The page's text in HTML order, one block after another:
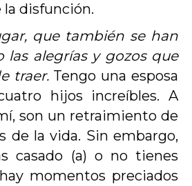
disfunción.
que también se han
las alegrías y gozos que
traer.Tengo una esposa
hijos increíbles. A
son un retraimiento de
de la vida. Sin embargo,
casado (a) o no tienes
momentos preciados